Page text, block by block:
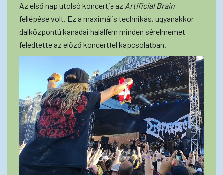
Az első nap utolsó koncertje az Artificial Brain
fellépése volt. Ez a maximális technikás, ugyanakkor
dalközpontú kanadai halálfém minden sérelmemet
feledtette az előző koncerttel kapcsolatban.